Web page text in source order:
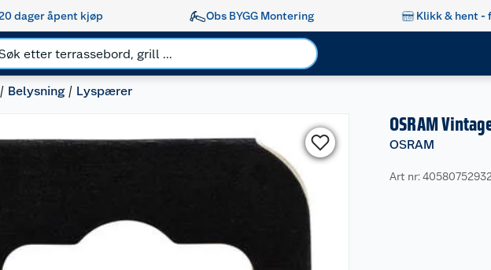
dager åpent kjøp Obs BYGG Montering Klikk & hent -
Belysning Lyspærer
OSRAM
OSRAM
Art nr: